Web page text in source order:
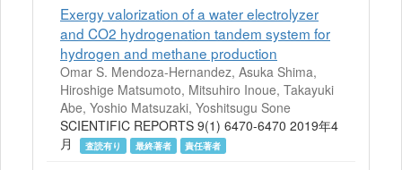
Exergy valorization of a water electrolyzer
and CO2 hydrogenation tandem system for
hydrogen and methane production
Omar S. Mendoza-Hernandez, Asuka Shima,
Hiroshige Matsumoto, Mitsuhiro Inoue, Takayuki
Abe, Yoshio Matsuzaki, Yoshitsugu Sone
SCIENTIFIC REPORTS 9(1) 6470-6470 2019年4
月
査読有り 最終著者 責任著者